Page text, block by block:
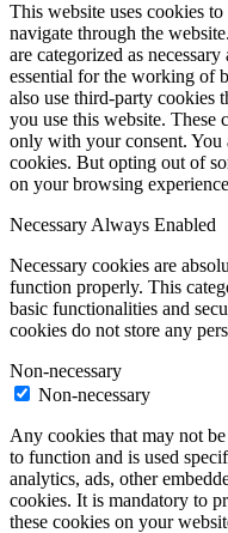
This website uses cookies
navigate through the
are categorized as
essential for the working of
also use third-party cookies
you use this website.
only with your consent. You
cookies. But opting out of
on your browsing
Necessary Always Enabled
Necessary cookies are
function properly. This
basic functionalities and
cookies do not store any
Non-necessary
Non-necessary
Any cookies that may not
to function and is used
analytics, ads, other
cookies. It is mandatory to
these cookies on your